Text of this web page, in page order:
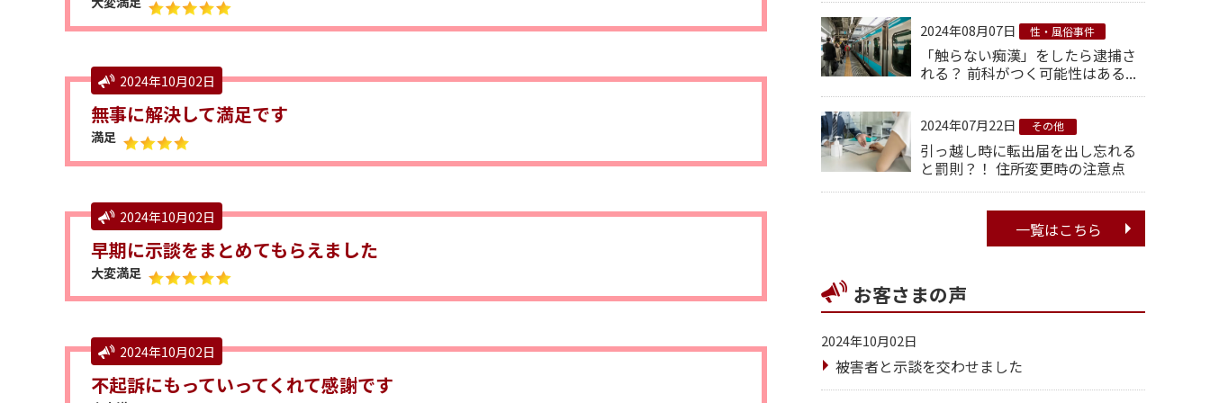
2024年10月02日
無事に解決して満足です
満足
2024年10月02日
早期に示談をまとめてもらえました
大変満足
2024年10月02日
不起訴にもっていってくれて感謝です
2024年08月07日 性・風俗事件
「触らない痴漢」をしたら逮捕さ
れる？ 前科がつく可能性はある...
2024年07月22日 その他
引っ越し時に転出届を出し忘れる
と罰則？！ 住所変更時の注意点
一覧はこちら
お客さまの声
2024年10月02日
被害者と示談を交わせました